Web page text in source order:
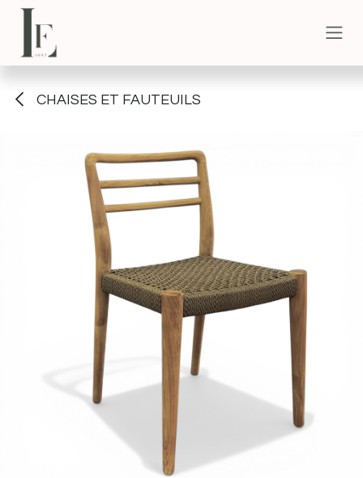
Se rendre au contenu
CHAISES ET FAUTEUILS